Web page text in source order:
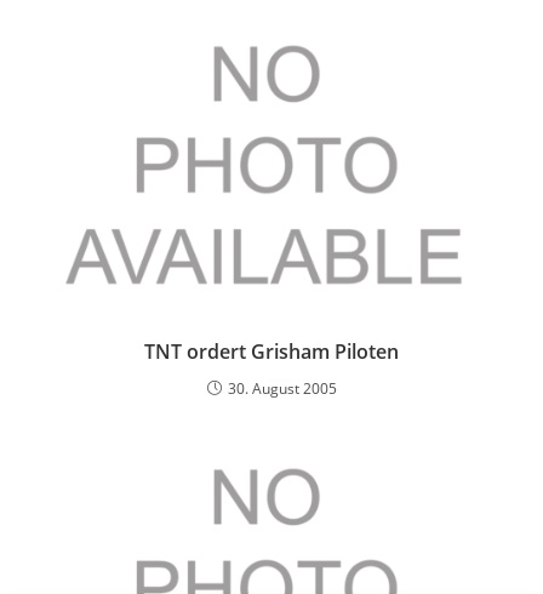
TNT ordert Grisham Piloten
30. August 2005